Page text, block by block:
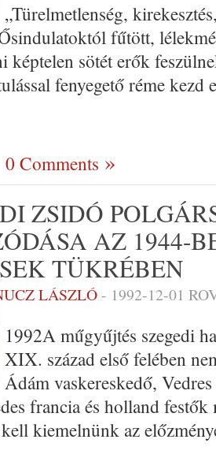
„Türelmetlenség,
fűtött,
képtelen sötét erők
fenyegető réme kezd
0 Comments
ZSIDÓ
AZ 1944-
TÜKRÉBEN
LÁSZLÓ- 1992-12-01
1992A műgyűjtés szegedi
XIX. század első felében
Ádám vaskereskedő,
francia és holland
kiemelnünk az